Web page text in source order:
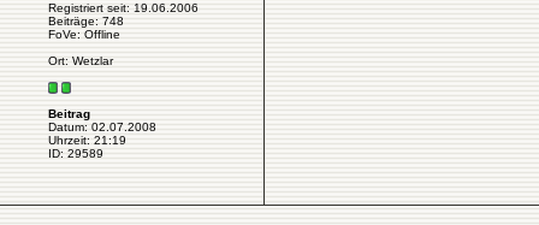
Registriert seit: 19.06.2006
Beiträge: 748
FoVe: Offline
Ort: Wetzlar
Beitrag
Datum: 02.07.2008
Uhrzeit: 21:19
ID: 29589